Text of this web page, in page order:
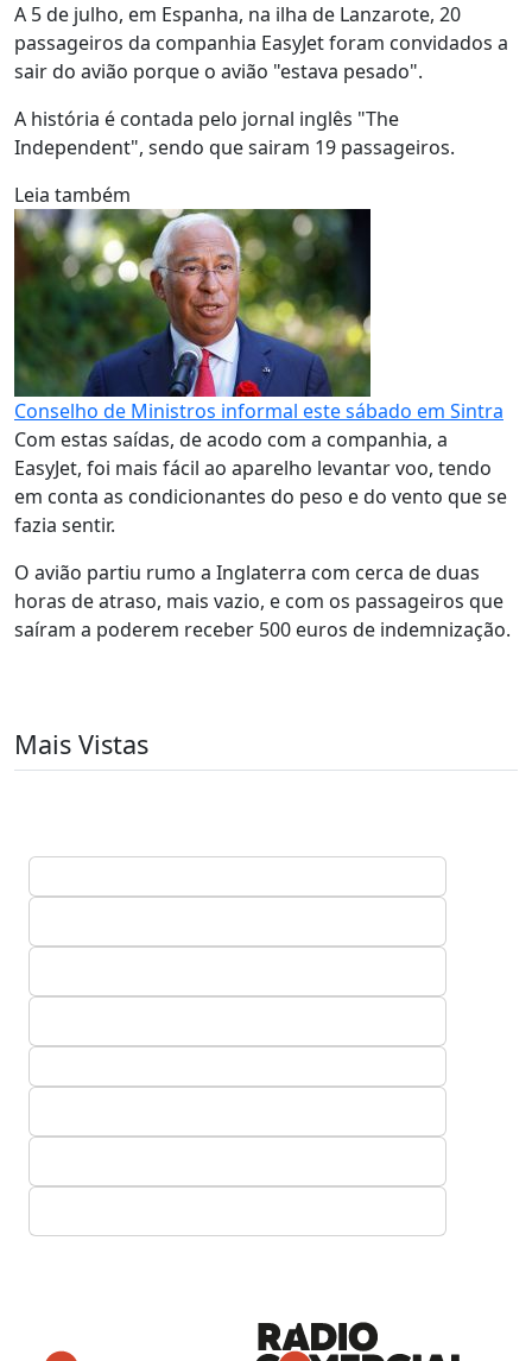
A 5 de julho, em Espanha, na ilha de Lanzarote, 20
passageiros da companhia EasyJet foram convidados a
sair do avião porque o avião "estava pesado".
A história é contada pelo jornal inglês "The
Independent", sendo que sairam 19 passageiros.
Leia também
Conselho de Ministros informal este sábado em Sintra
Com estas saídas, de acodo com a companhia, a
EasyJet, foi mais fácil ao aparelho levantar voo, tendo
em conta as condicionantes do peso e do vento que se
fazia sentir.
O avião partiu rumo a Inglaterra com cerca de duas
horas de atraso, mais vazio, e com os passageiros que
saíram a poderem receber 500 euros de indemnização.
Mais Vistas